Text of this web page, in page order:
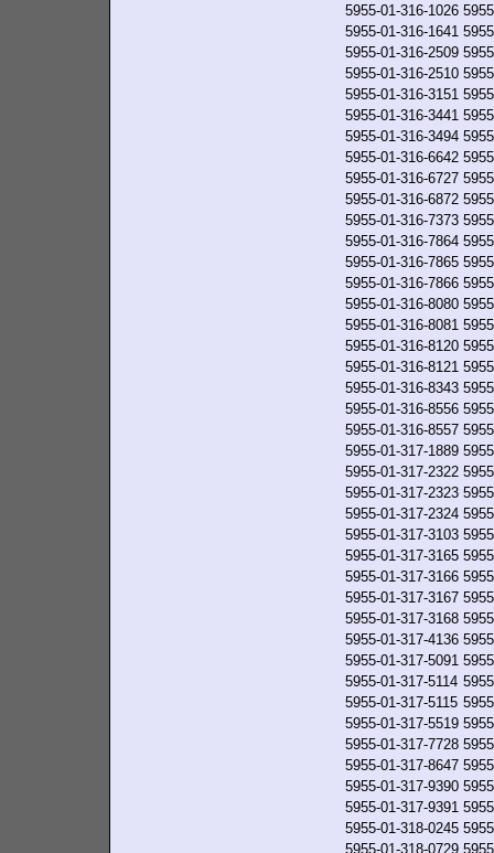
5955-01-316-1026
5955-01-316-1641
5955-01-316-2509
5955-01-316-2510
5955-01-316-3151
5955-01-316-3441
5955-01-316-3494
5955-01-316-6642
5955-01-316-6727
5955-01-316-6872
5955-01-316-7373
5955-01-316-7864
5955-01-316-7865
5955-01-316-7866
5955-01-316-8080
5955-01-316-8081
5955-01-316-8120
5955-01-316-8121
5955-01-316-8343
5955-01-316-8556
5955-01-316-8557
5955-01-317-1889
5955-01-317-2322
5955-01-317-2323
5955-01-317-2324
5955-01-317-3103
5955-01-317-3165
5955-01-317-3166
5955-01-317-3167
5955-01-317-3168
5955-01-317-4136
5955-01-317-5091
5955-01-317-5114
5955-01-317-5115
5955-01-317-5519
5955-01-317-7728
5955-01-317-8647
5955-01-317-9390
5955-01-317-9391
5955-01-318-0245
5955-01-318-0729